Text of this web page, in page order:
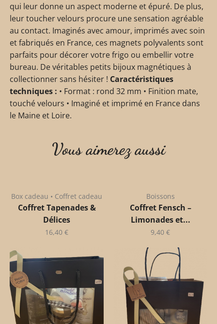
qui leur donne un aspect moderne et épuré. De plus,
leur toucher velours procure une sensation agréable
au contact. Imaginés avec amour, imprimés avec soin
et fabriqués en France, ces magnets polyvalents sont
parfaits pour décorer votre frigo ou embellir votre
bureau. De véritables petits bijoux magnétiques à
collectionner sans hésiter ! Caractéristiques
techniques : • Format : rond 32 mm • Finition mate,
touché velours • Imaginé et imprimé en France dans
le Maine et Loire.
Vous aimerez aussi
Box cadeau • Coffret cadeau
Coffret Tapenades &
Délices
16,40 €
Boissons
Coffret Fensch –
Limonades et...
9,40 €